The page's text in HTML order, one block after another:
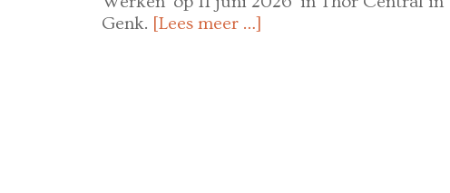
Genk. [Lees meer …]